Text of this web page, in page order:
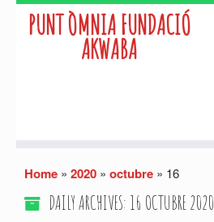
to
content
PUNT ÒMNIA FUNDACIÓ
AKWABA
Home » 2020 » octubre » 16
DAILY ARCHIVES: 16 OCTUBRE 2020